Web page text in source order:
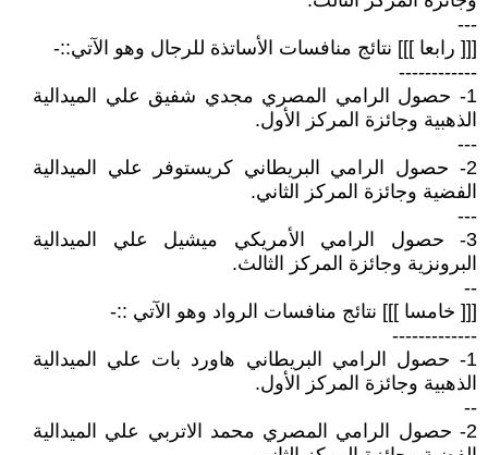
---
[[[ رابعا ]]] نتائج منافسات الأساتذة للرجال وهو الآتي::-
------------
1- حصول الرامي المصري مجدي شفيق علي الميدالية
الذهبية وجائزة المركز الأول.
---
2- حصول الرامي البريطاني كريستوفر علي الميدالية
الفضية وجائزة المركز الثاني.
---
3- حصول الرامي الأمريكي ميشيل علي الميدالية
البرونزية وجائزة المركز الثالث.
--
[[[ خامسا ]]] نتائج منافسات الرواد وهو الآتي ::-
-------------
1- حصول الرامي البريطاني هاورد بات علي الميدالية
الذهبية وجائزة المركز الأول.
--
2- حصول الرامي المصري محمد الاتربي علي الميدالية